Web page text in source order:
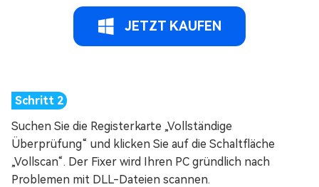
JETZT KAUFEN
Suchen Sie die Registerkarte „Vollständige
Überprüfung“ und klicken Sie auf die Schaltfläche
„Vollscan“. Der Fixer wird Ihren PC gründlich nach
Problemen mit DLL-Dateien scannen.